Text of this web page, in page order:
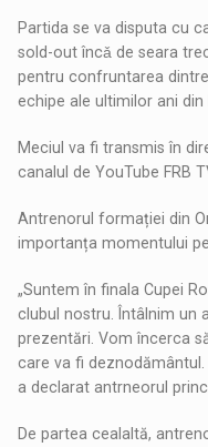
Partida se va disputa cu
sold-out încǎ de seara
pentru confruntarea
echipe ale ultimilor ani din
Meciul va fi transmis în
canalul de YouTube FRB
Antrenorul formației din
importanța momentului
„Suntem în finala Cupei
clubul nostru. Întâlnim un
prezentări. Vom încerca
care va fi
a declarat antrneorul
De partea cealaltă,